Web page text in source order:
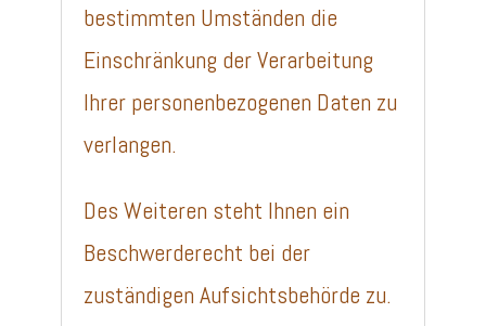
bestimmten Umständen die
Einschränkung der Verarbeitung
Ihrer personenbezogenen Daten zu
verlangen.
Des Weiteren steht Ihnen ein
Beschwerderecht bei der
zuständigen Aufsichtsbehörde zu.